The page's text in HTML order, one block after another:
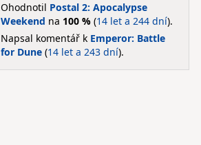
Ohodnotil Postal 2: Apocalypse
Weekend na 100 %(14 let a 244 dní).
Napsal komentář k Emperor: Battle
for Dune(14 let a 243 dní).